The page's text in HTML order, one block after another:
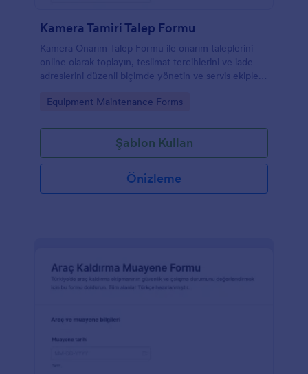
Kamera Tamiri Talep Formu
Kamera Onarım Talep Formu ile onarım taleplerini
online olarak toplayın, teslimat tercihlerini ve iade
adreslerini düzenli biçimde yönetin ve servis ekipleri
Go to Category:
Equipment Maintenance Forms
Şablon Kullan
Önizleme